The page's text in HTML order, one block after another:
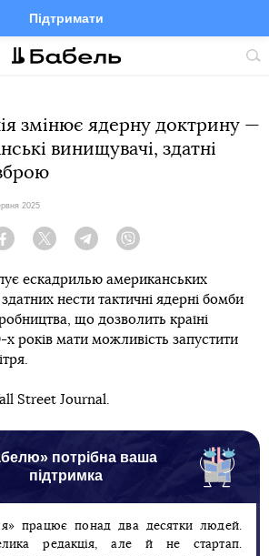
Підтримати
FacebookTelegramTwitter
змінює ядерну доктрину —
винищувачі, здатні
2025
Facebook Twitter Telegram
ескадрилью американських
нести тактичні ядерні бомби
що дозволить країні
х років мати можливість запустити
Street Journal.
потрібна ваша
підтримка
працює понад два десятки людей.
редакція, але й не стартап.